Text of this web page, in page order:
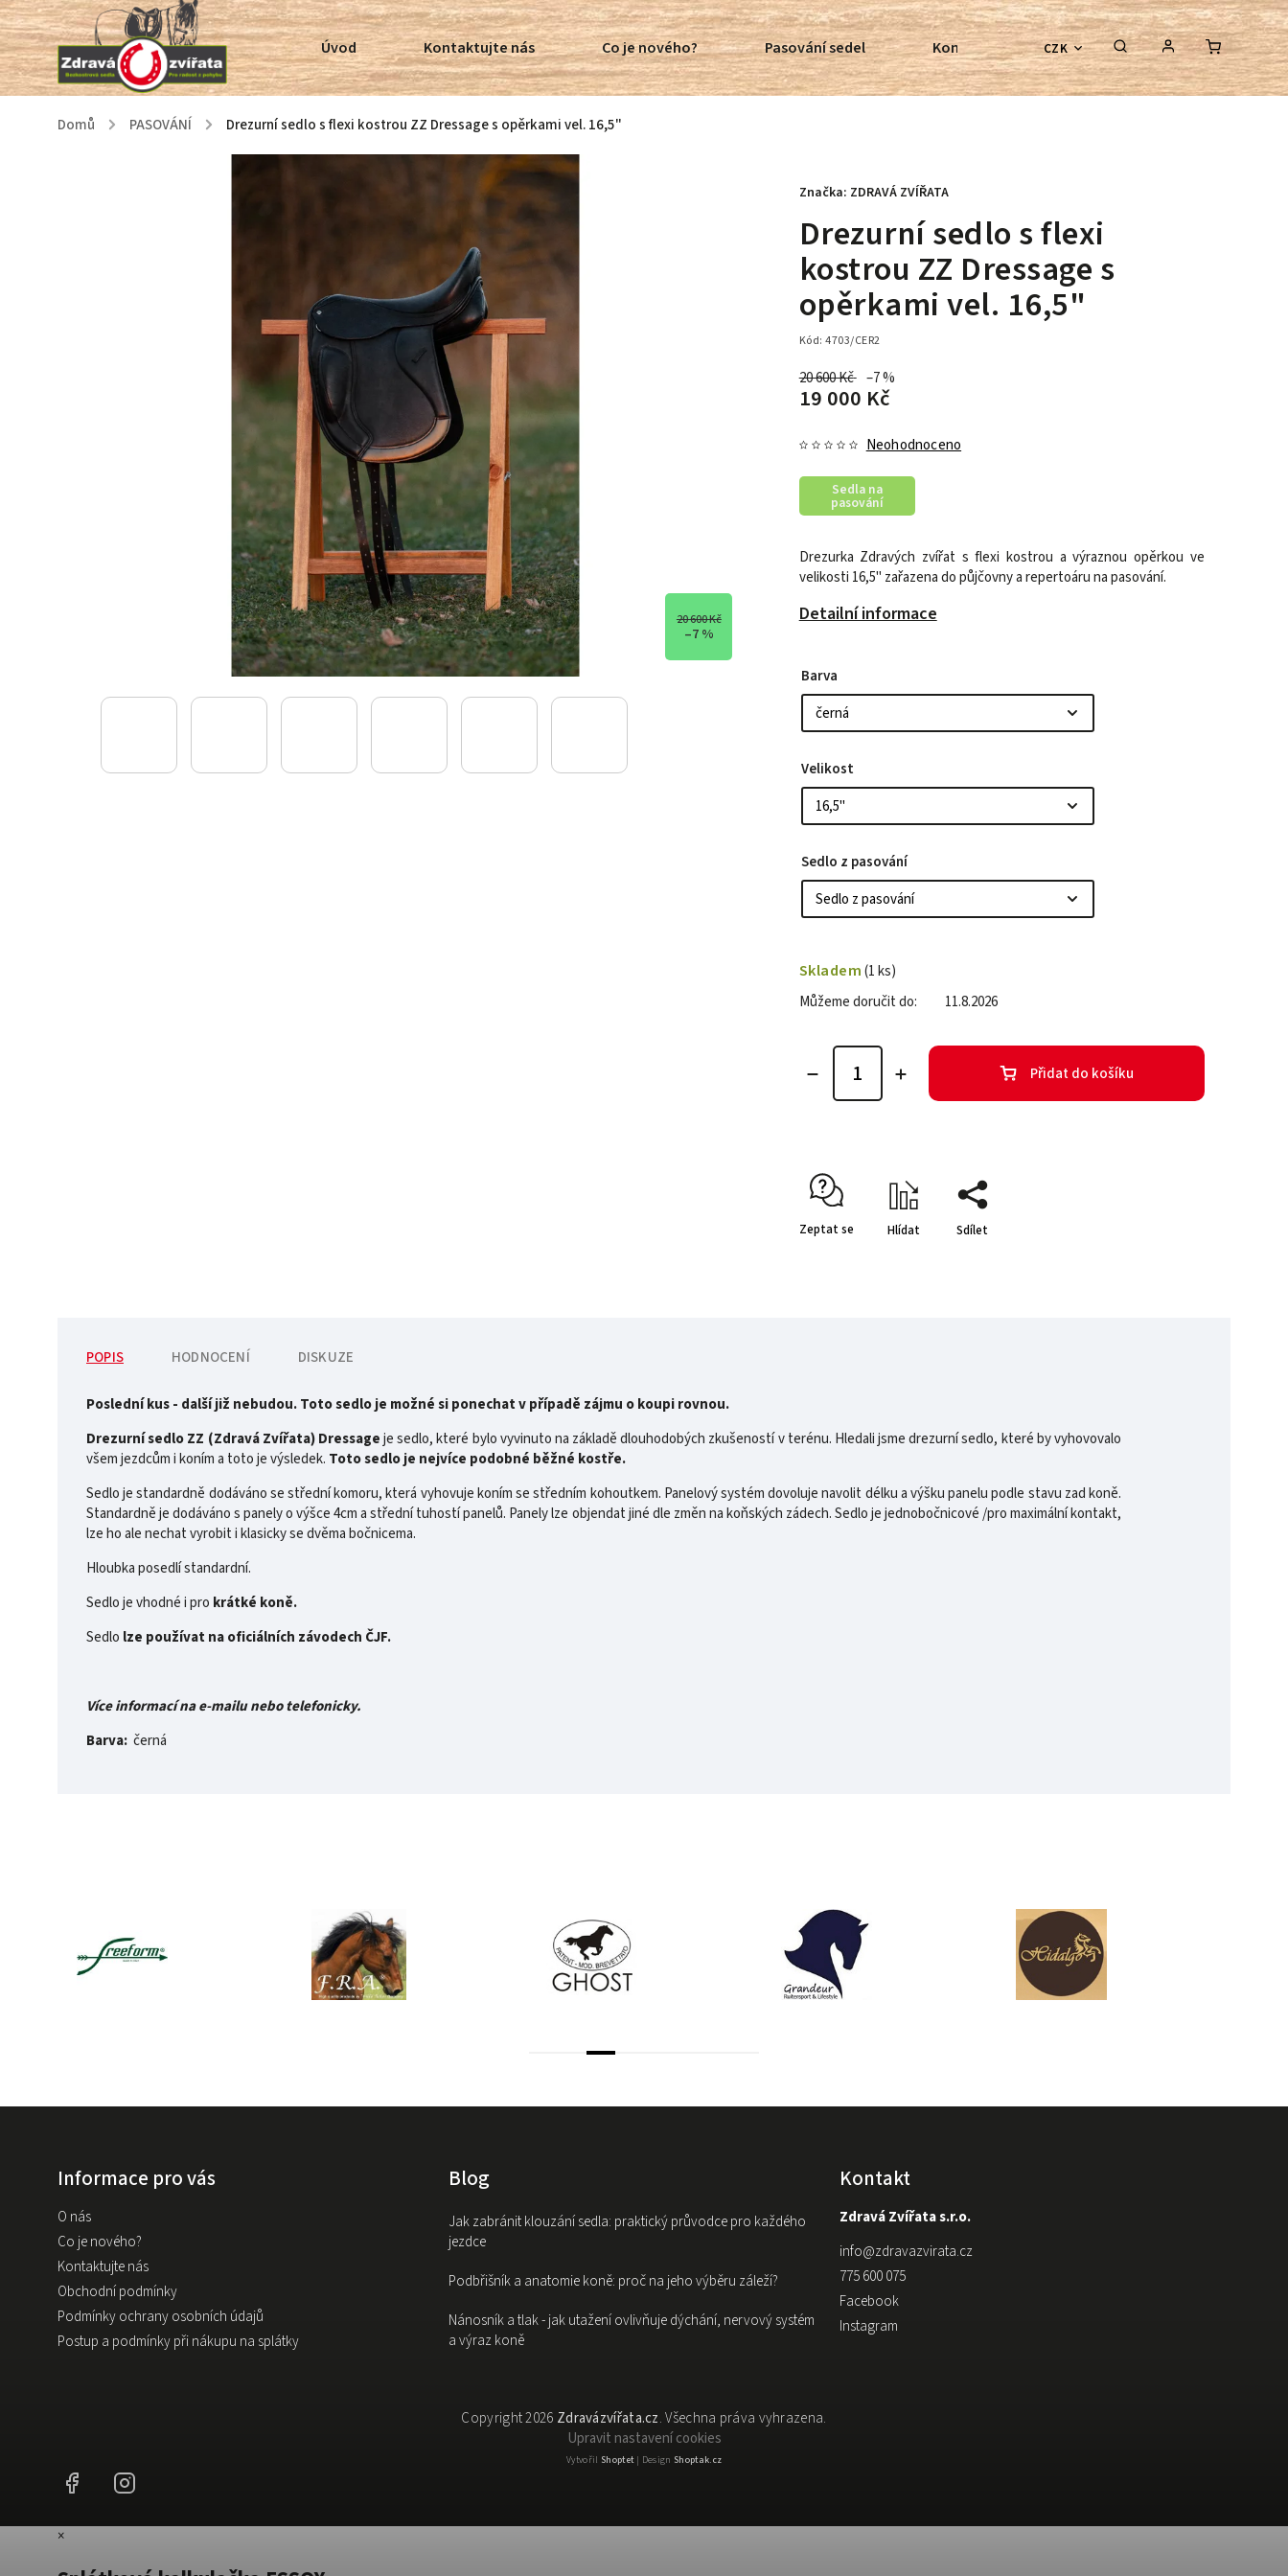
CZK
Úvod Kontaktujte nás Co je nového? Pasování sedel Kontroly bezkostrových sedel Poradenství
Domů / PASOVÁNÍ / Drezurní sedlo s flexi kostrou ZZ Dressage s opěrkami vel. 16,5"
20 600 Kč
–7 %
Drezurní sedlo s flexi
kostrou ZZ Dressage s
opěrkami vel. 16,5"
Kód: 4703/CER2
20 600 Kč –7 %
19 000 Kč
Sedla na
pasování
Neohodnoceno
Drezurka Zdravých zvířat s flexi kostrou a výraznou opěrkou ve
velikosti 16,5" zařazena do půjčovny a repertoáru na pasování.
Detailní informace
Značka: ZDRAVÁ ZVÍŘATA
Barva
Velikost
Sedlo z pasování
Skladem (1 ks)
Můžeme doručit do:
11.8.2026
Přidat do košíku
Zeptat se Hlídat Sdílet
POPIS HODNOCENÍ DISKUZE
Poslední kus - další již nebudou. Toto sedlo je možné si ponechat v případě zájmu o koupi rovnou.
Drezurní sedlo ZZ (Zdravá Zvířata) Dressageje sedlo, které bylo vyvinuto na základě dlouhodobých zkušeností v terénu. Hledali jsme drezurní sedlo, které by vyhovovalo
všem jezdcům i koním a toto je výsledek. Toto sedlo je nejvíce podobné běžné kostře.
Sedlo je standardně dodáváno se střední komoru, která vyhovuje koním se středním kohoutkem. Panelový systém dovoluje navolit délku a výšku panelu podle stavu zad koně.
Standardně je dodáváno s panely o výšce 4cm a střední tuhostí panelů. Panely lze objendat jiné dle změn na koňských zádech. Sedlo je jednobočnicové /pro maximální kontakt,
lze ho ale nechat vyrobit i klasicky se dvěma bočnicema.
Hloubka posedlí standardní.
Sedlo je vhodné i pro krátké koně.
Sedlo lze používat na oficiálních závodech ČJF.
Více informací na e-mailu nebo telefonicky.
Barva: černá
Informace pro vás
O nás
Co je nového?
Kontaktujte nás
Obchodní podmínky
Podmínky ochrany osobních údajů
Postup a podmínky při nákupu na splátky
Blog
Jak zabránit klouzání sedla: praktický průvodce pro každého
jezdce
Podbřišník a anatomie koně: proč na jeho výběru záleží?
Nánosník a tlak - jak utažení ovlivňuje dýchání, nervový systém
a výraz koně
Kontakt
Zdravá Zvířata s.r.o.
info@zdravazvirata.cz
775 600 075
Facebook
Instagram
Copyright 2026 Zdravázvířata.cz. Všechna práva vyhrazena.
Upravit nastavení cookies
Vytvořil Shoptet| Design Shoptak.cz
Facebook
×